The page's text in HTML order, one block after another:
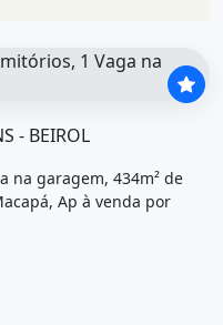
- BEIROL
na garagem, 434m² de
Ap à venda por